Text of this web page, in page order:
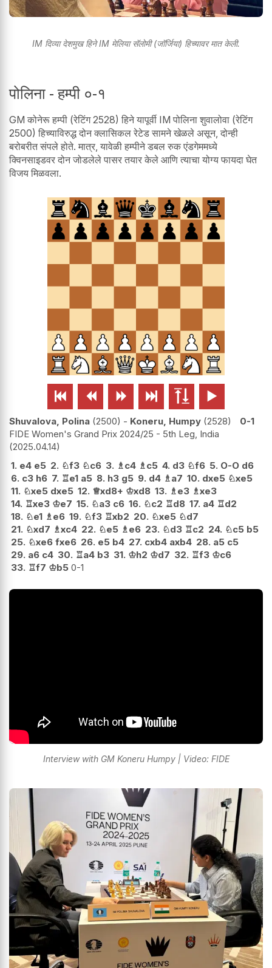
IM दिव्या देशमुख हिने IM मेलिया सॅलोमी (जॉर्जिया) हिच्यावर मात केली.
पोलिना - हम्पी ०-१
GM कोनेरू हम्पी (रेटिंग 2528) हिने यापूर्वी IM पोलिना शुवालोवा (रेटिंग
2500) हिच्याविरुद्ध दोन क्लासिकल रेटेड सामने खेळले असून, दोन्ही
बरोबरीत संपले होते. मात्र, यावेळी हम्पीने डबल रुक एंडगेममध्ये
क्विनसाइडवर दोन जोडलेले पासर तयार केले आणि त्याचा योग्य फायदा घेत
विजय मिळवला.
     
Shuvalova, Polina 2500 - Koneru, Humpy 2528
0-1
FIDE Women's Grand Prix 2024/25 - 5th Leg, India
2025.04.14
1. e4 e5 2. ♘f3 ♘c6 3. ♗ c4 ♗ c5 4. d3 ♘f6 5. O-O d6
6. c3 h6 7. ♖e1 a5 8. h3 g5 9. d4 ♗ a7 10. dxe5 ♘xe5
11. ♘xe5 dxe5 12. ♕xd8+ ♔xd8 13. ♗ e3 ♗xe3
14. ♖xe3 ♔e7 15. ♘a3 c6 16. ♘c2 ♖d8 17. a4 ♖d2
18. ♘e1 ♗ e6 19. ♘f3 ♖xb2 20. ♘xe5 ♘d7
21. ♘xd7 ♗xc4 22. ♘e5 ♗ e6 23. ♘d3 ♖c2 24. ♘c5 b5
25. ♘xe6 fxe6 26. e5 b4 27. cxb4 axb4 28. a5 c5
29. a6 c4 30. ♖a4 b3 31. ♔h2 ♔d7 32. ♖f3 ♔c6
33. ♖f7 ♔b5 0-1
Interview with GM Koneru Humpy | Video: FIDE